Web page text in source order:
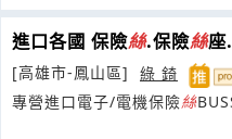
進口各國 保險絲.保險絲座
[高雄市-鳳山區]
綠 錡
專營進口電子/電機保險絲